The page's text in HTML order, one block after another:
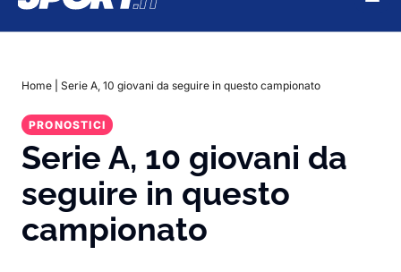
Home Serie A, 10 giovani da seguire in questo campionato
PRONOSTICI
Serie A, 10 giovani da
seguire in questo
campionato